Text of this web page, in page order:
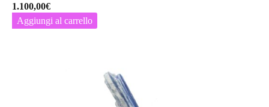
1.100,00€
Aggiungi al carrello